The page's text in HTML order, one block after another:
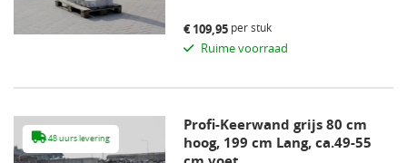
€ 109,95 per stuk
Ruime voorraad
48 uurs levering 48 uurs
Profi-Keerwand grijs 80 cm
hoog, 199 cm Lang, ca.49-55